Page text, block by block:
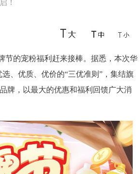
！
的宠粉福利赶来接棒。据悉，本次华
、优质、优价的“三优准则”，集结旗
牌，以最大的优惠和福利回馈广大消